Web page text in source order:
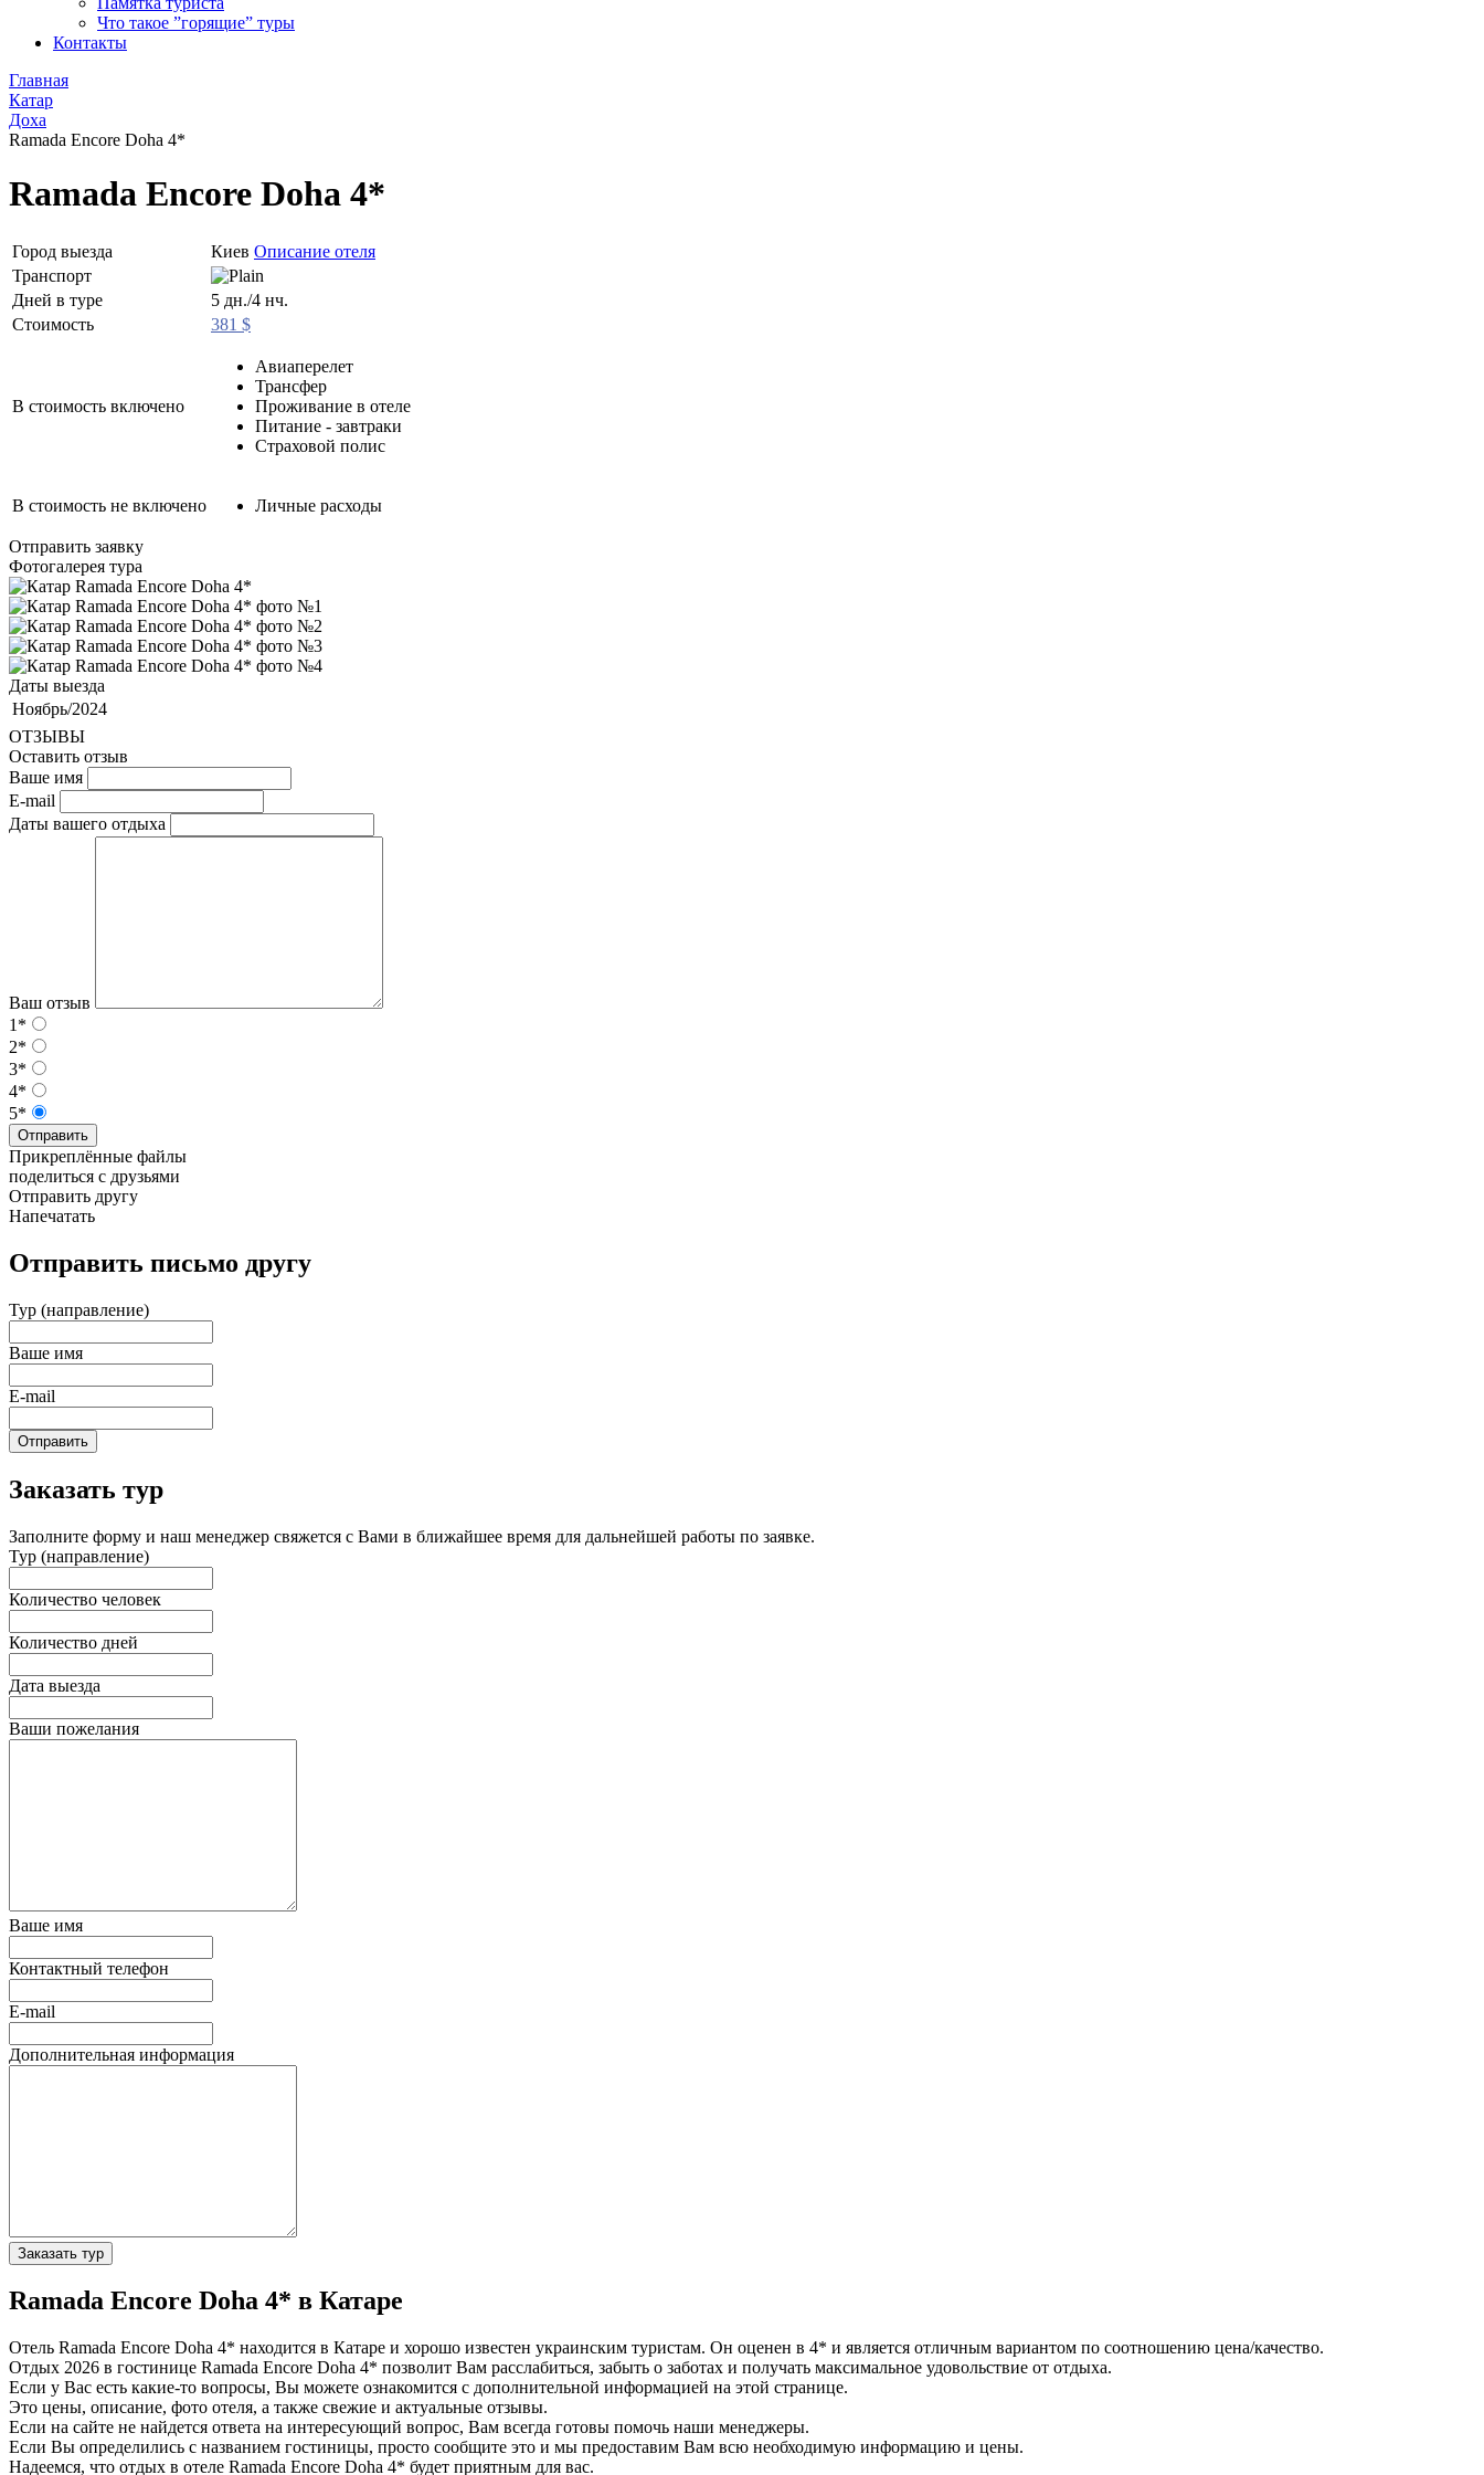
Что такое ”горящие” туры
Контакты
Главная
Катар
Доха
Ramada Encore Doha 4*
Ramada Encore Doha 4*
Город выезда Киев Описание отеля
Транспорт
Дней в туре
5 дн./4 нч.
Стоимость
381 $
В стоимость включено
Авиаперелет
Трансфер
Проживание в отеле
Питание - завтраки
Страховой полис
В стоимость не включено Личные расходы
Отправить заявку
Фотогалерея тура
Даты выезда
Ноябрь/2024
ОТЗЫВЫ
Оставить отзыв
Ваше имя
E-mail
Даты вашего отдыха
Ваш отзыв
1*
2*
3*
4*
5*
Отправить
Прикреплённые файлы
поделиться с друзьями
Отправить другу
Напечатать
Отправить письмо другу
Тур (направление)
Ваше имя
E-mail
Отправить
Заказать тур
Заполните форму и наш менеджер свяжется с Вами в ближайшее время для дальнейшей работы по заявке.
Тур (направление)
Количество человек
Количество дней
Дата выезда
Ваши пожелания
Ваше имя
Контактный телефон
E-mail
Дополнительная информация
Заказать тур
Ramada Encore Doha 4* в Катаре
Отель Ramada Encore Doha 4* находится в Катаре и хорошо известен украинским туристам. Он оценен в 4* и является отличным вариантом по соотношению цена/качество.
Отдых 2026 в гостинице Ramada Encore Doha 4* позволит Вам расслабиться, забыть о заботах и получать максимальное удовольствие от отдыха.
Если у Вас есть какие-то вопросы, Вы можете ознакомится с дополнительной информацией на этой странице.
Это цены, описание, фото отеля, а также свежие и актуальные отзывы.
Если на сайте не найдется ответа на интересующий вопрос, Вам всегда готовы помочь наши менеджеры.
Если Вы определились с названием гостиницы, просто сообщите это и мы предоставим Вам всю необходимую информацию и цены.
Надеемся, что отдых в отеле Ramada Encore Doha 4* будет приятным для вас.